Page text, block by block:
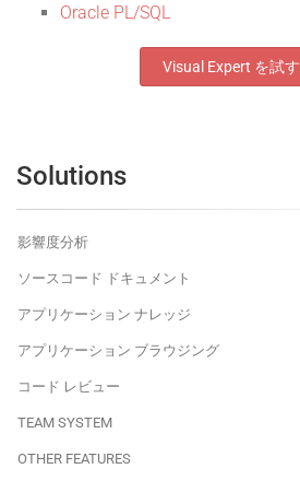
Oracle PL/SQL
Visual Expert を試す
Solutions
影響度分析
ソースコード ドキュメント
アプリケーション ナレッジ
アプリケーション ブラウジング
コード レビュー
TEAM SYSTEM
OTHER FEATURES